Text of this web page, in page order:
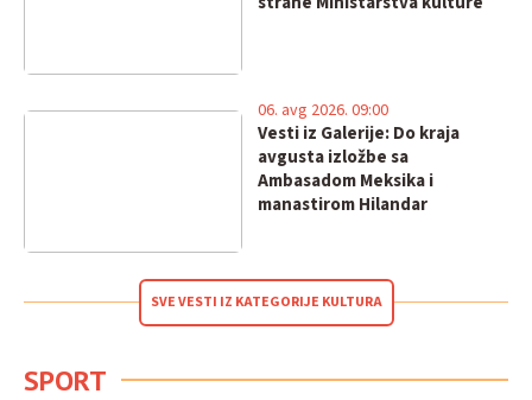
Vesti iz Galerije: Do kraja
avgusta izložbe sa
Ambasadom Meksika i
manastirom Hilandar
06. avg 2026. 09:00
SVE VESTI IZ KATEGORIJE KULTURA
SPORT